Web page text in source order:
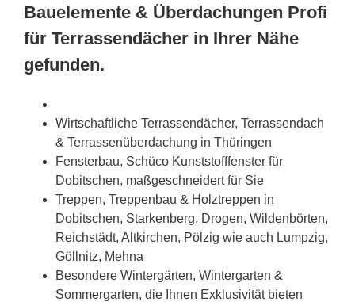
Bauelemente & Überdachungen Profi
für Terrassendächer in Ihrer Nähe
gefunden.
Wirtschaftliche Terrassendächer, Terrassendach
& Terrassenüberdachung in Thüringen
Fensterbau, Schüco Kunststofffenster für
Dobitschen, maßgeschneidert für Sie
Treppen, Treppenbau & Holztreppen in
Dobitschen, Starkenberg, Drogen, Wildenbörten,
Reichstädt, Altkirchen, Pölzig wie auch Lumpzig,
Göllnitz, Mehna
Besondere Wintergärten, Wintergarten &
Sommergarten, die Ihnen Exklusivität bieten